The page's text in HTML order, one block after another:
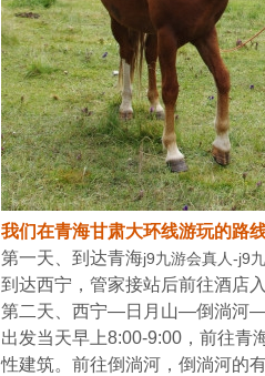
我们在青海甘肃大环线游玩的路
第一天、到达青海j9九游会真人-j9
到达西宁，管家接站后前往酒店
第二天、西宁—日月山—倒淌河—
出发当天早上8:00-9:00，前往青
性建筑。前往倒淌河，倒淌河的